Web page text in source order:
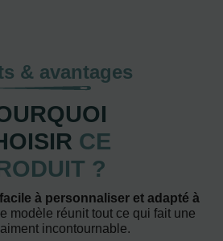
& avantages
CE
?
à personnaliser et adapté à
modèle réunit tout ce qui fait une
incontournable.